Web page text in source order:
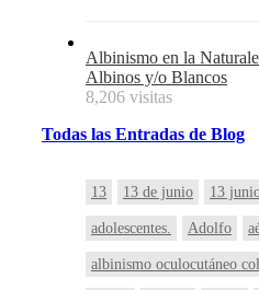
Albinismo en la
Albinos y/o Blancos
8,206 visitas
Todas las Entradas de Blog
13 13 de junio 13
adolescentes. Adolfo
albinismo oculocutáneo